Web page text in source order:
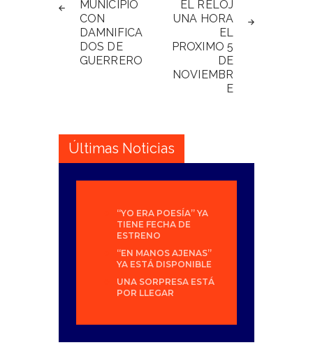
MUNICIPIO
CON
DAMNIFICA
DOS DE
GUERRERO
EL RELOJ
UNA HORA
EL
PROXIMO 5
DE
NOVIEMBR
E
Últimas Noticias
“YO ERA POESÍA” YA
TIENE FECHA DE
ESTRENO
“EN MANOS AJENAS”
YA ESTÁ DISPONIBLE
UNA SORPRESA ESTÁ
POR LLEGAR